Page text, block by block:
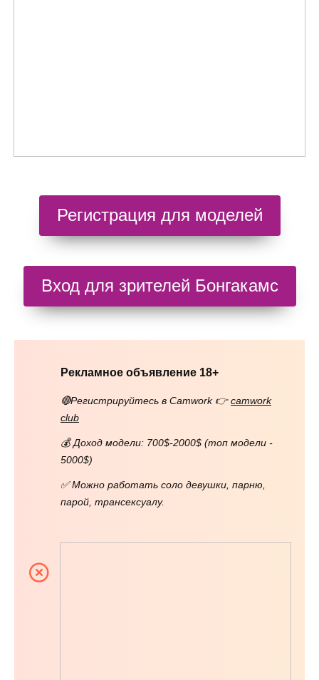
Регистрация для моделей
Вход для зрителей Бонгакамс
Рекламное объявление 18+
🔴Регистрируйтесь в Camwork 👉camwork
club
💰 Доход модели: 700$-2000$ (топ модели -
5000$)
✅ Можно работать соло девушки, парню,
парой, трансексуалу.